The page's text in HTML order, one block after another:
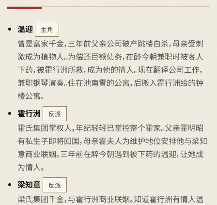
温迎 主角
曾是富家千金，三年前父亲公司破产跳楼自杀，母亲受刺
激成为植物人。为偿还巨额债务，在醉今朝兼职时被客人
下药，被霍行洲所救，成为他的情人。现在翻译公司工作，
兼职钢琴演奏。住在池南雪的公寓，后搬入霍行洲给的钟
楼公寓。
霍行洲
反派
霍氏集团掌权人，年纪轻轻已掌控整个霍家。父亲霍明昭
有私生子即将回国，母亲霍夫人为维护地位安排他与梁知
意商业联姻。三年前在醉今朝遇到被下药的温迎，让她成
为情人。
梁知意
反派
梁氏集团千金，与霍行洲商业联姻。知道霍行洲有情人温